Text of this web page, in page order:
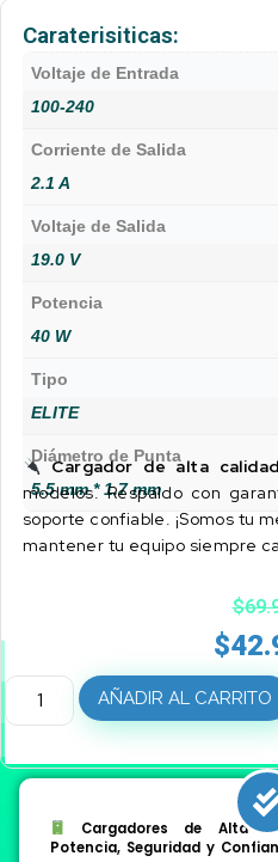
Caraterisiticas:
Voltaje de Entrada
100-240
Corriente de Salida
2.1 A
Voltaje de Salida
19.0 V
Potencia
40 W
Tipo
ELITE
Diámetro de Punta
5.5 mm * 1.7 mm
Cargador de alta calidad
modelos. Respaldo con
soporte confiable. ¡Somos tu
mantener tu equipo siempre
$
$
AÑADIR AL CARRITO
Cargadores de Alta
Potencia, Seguridad y